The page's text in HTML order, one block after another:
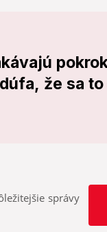
že sa
správy